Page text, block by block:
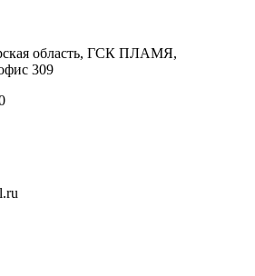
область, ГСК ПЛАМЯ,
309